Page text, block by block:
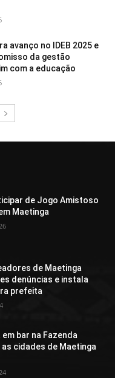
avanço no IDEB 2025 e
da gestão
com a educação
de Jogo Amistoso
Maetinga
de Maetinga
denúncias e instala
prefeita
bar na Fazenda
cidades de Maetinga